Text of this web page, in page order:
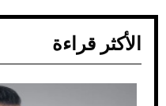
الأكثر قراءة